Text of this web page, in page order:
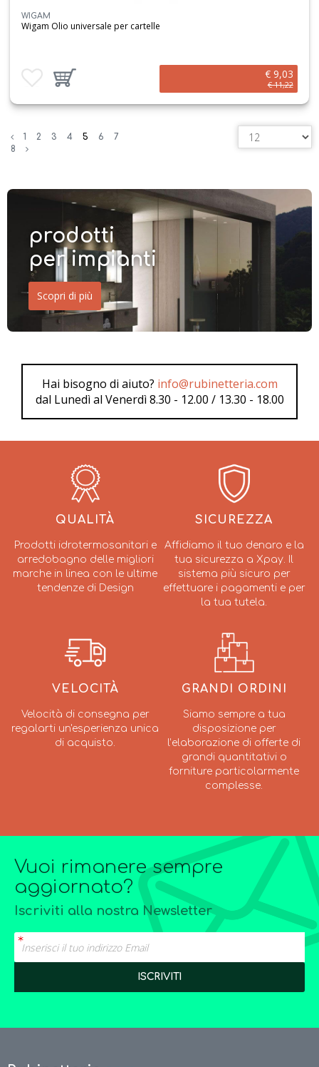
WIGAM
Wigam Olio universale per cartelle
Aggiungi ai preferitiAggiungi prodotto al carrello € 9,03
€ 11,22
1 2 3 4 5 6
7
8
prodotti
per impianti
Scopri di più
Hai bisogno di aiuto? info@rubinetteria.com
dal Lunedì al Venerdì 8.30 - 12.00 / 13.30 - 18.00
QUALITÀ
Prodotti idrotermosanitari e
arredobagno delle migliori
marche in linea con le ultime
tendenze di Design
SICUREZZA
Affidiamo il tuo denaro e la
tua sicurezza a Xpay. Il
sistema più sicuro per
effettuare i pagamenti e per
la tua tutela.
VELOCITÀ
Velocità di consegna per
regalarti un'esperienza unica
di acquisto.
GRANDI ORDINI
Siamo sempre a tua
disposizione per
l’elaborazione di offerte di
grandi quantitativi o
forniture particolarmente
complesse.
Vuoi rimanere sempre
aggiornato?
Iscriviti alla nostra Newsletter